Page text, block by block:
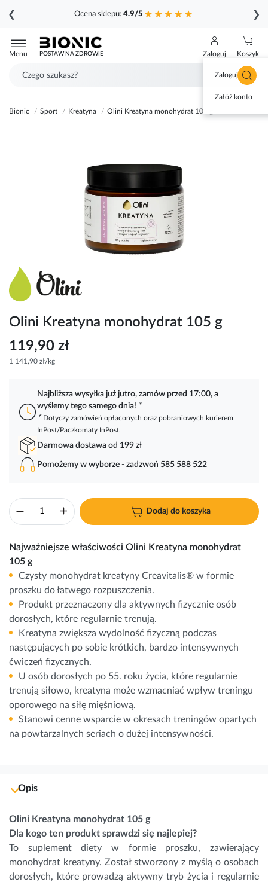
Ocena sklepu: 4.9/5
❮ ❯
do
treści
Menu POSTAW NA ZDROWIE Zaloguj
Zaloguj się
Załóż konto
Koszyk
Bionic Sport Kreatyna Olini Kreatyna monohydrat 105 g
Przejdź
na
początek
Olini Kreatyna monohydrat 105 g
119,90 zł
1 141,90 zł/kg
Najbliższa wysyłka już jutro, zamów przed 17:00, a
wyślemy tego samego dnia! *
* Dotyczy zamówień opłaconych oraz pobraniowych kurierem
InPost/Paczkomaty InPost.
Darmowa dostawa od 199 zł
Pomożemy w wyborze - zadzwoń 585 588 522
Dodaj do koszyka
Najważniejsze właściwości Olini Kreatyna monohydrat
105 g
Czysty monohydrat kreatyny Creavitalis® w formie
proszku do łatwego rozpuszczenia.
Produkt przeznaczony dla aktywnych fizycznie osób
dorosłych, które regularnie trenują.
Kreatyna zwiększa wydolność fizyczną podczas
następujących po sobie krótkich, bardzo intensywnych
ćwiczeń fizycznych.
U osób dorosłych po 55. roku życia, które regularnie
trenują siłowo, kreatyna może wzmacniać wpływ treningu
oporowego na siłę mięśniową.
Stanowi cenne wsparcie w okresach treningów opartych
na powtarzalnych seriach o dużej intensywności.
Opis
Olini Kreatyna monohydrat 105 g
Dla kogo ten produkt sprawdzi się najlepiej?
To suplement diety w formie proszku, zawierający
monohydrat kreatyny. Został stworzony z myślą o osobach
dorosłych, które prowadzą aktywny tryb życia i regularnie